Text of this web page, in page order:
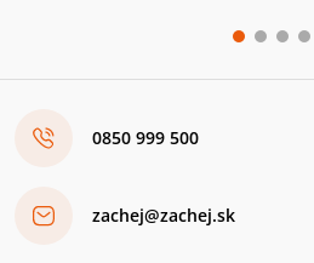
0850 999 500
zachej@zachej.sk